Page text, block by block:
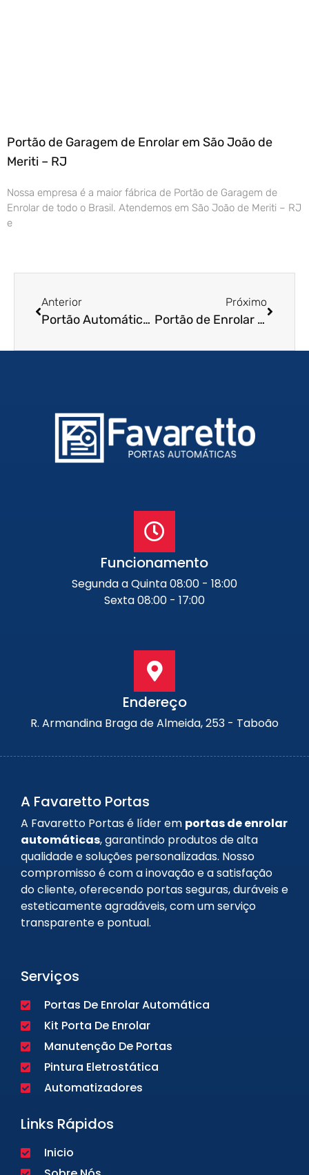
Portão de Garagem de Enrolar em São João de
Meriti – RJ
Nossa empresa é a maior fábrica de Portão de Garagem de
Enrolar de todo o Brasil. Atendemos em São João de Meriti – RJ
e
Anterior
Portão Automático de Enrolar em Jacareí – SP
Próximo
Portão de Enrolar Residencial em Lençóis Paulista – SP
Funcionamento
Segunda a Quinta 08:00 - 18:00
Sexta 08:00 - 17:00
Endereço
R. Armandina Braga de Almeida, 253 - Taboão
A Favaretto Portas
A Favaretto Portas é líder em portas de enrolar
automáticas, garantindo produtos de alta
qualidade e soluções personalizadas. Nosso
compromisso é com a inovação e a satisfação
do cliente, oferecendo portas seguras, duráveis e
esteticamente agradáveis, com um serviço
transparente e pontual.
Serviços
Portas De Enrolar Automática
Kit Porta De Enrolar
Manutenção De Portas
Pintura Eletrostática
Automatizadores
Links Rápidos
Inicio